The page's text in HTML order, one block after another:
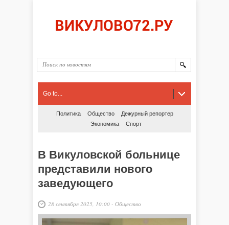
Go to...
Политика Общество
Дежурный репортер
Экономика
Спорт
В Викуловской больнице
представили нового
заведующего
28 сентября 2025, 10:00 - Общество